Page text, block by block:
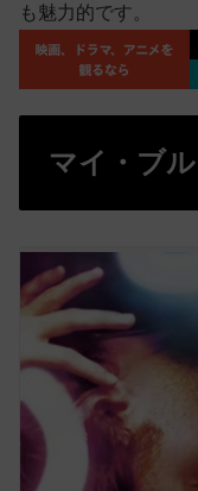
も魅力的です。
マイ・ブ